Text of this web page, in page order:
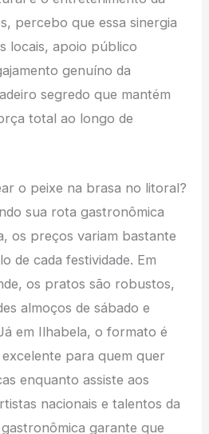
percebo que essa sinergia
locais, apoio público
genuíno da
segredo que mantém
total ao longo de
o peixe na brasa no litoral?
sua rota gastronômica
os preços variam bastante
de cada festividade. Em
os pratos são robustos,
almoços de sábado e
em Ilhabela, o formato é
para quem quer
enquanto assiste aos
nacionais e talentos da
garante que